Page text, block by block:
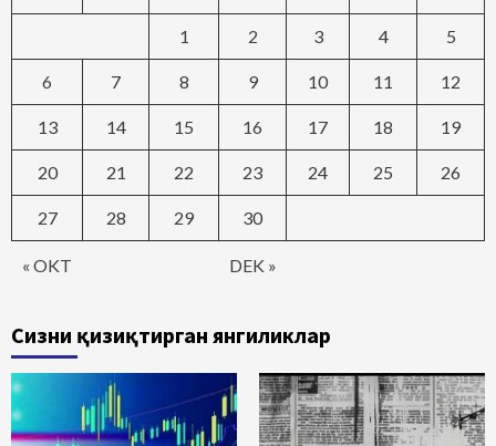
« OKT DEK »
1 2 3 4 5
6 7 8 9 10 11 12
13 14 15 16 17 18 19
20 21 22 23 24 25 26
27 28 29 30
Сизни қизиқтирган янгиликлар